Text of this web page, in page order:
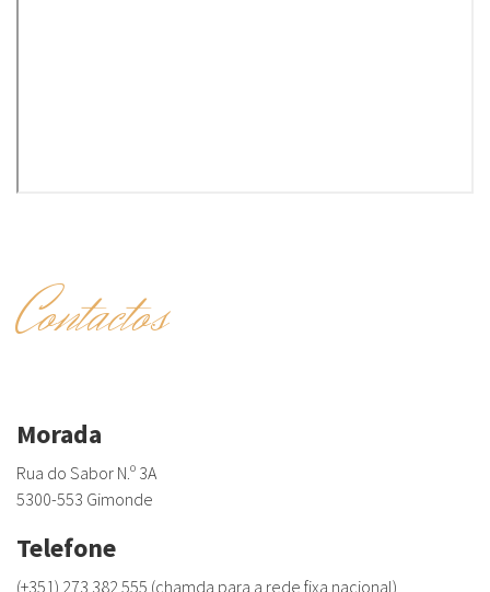
Contactos
Morada
Rua do Sabor N.º 3A
5300-553 Gimonde
Telefone
(+351) 273 382 555 (chamda para a rede fixa nacional)